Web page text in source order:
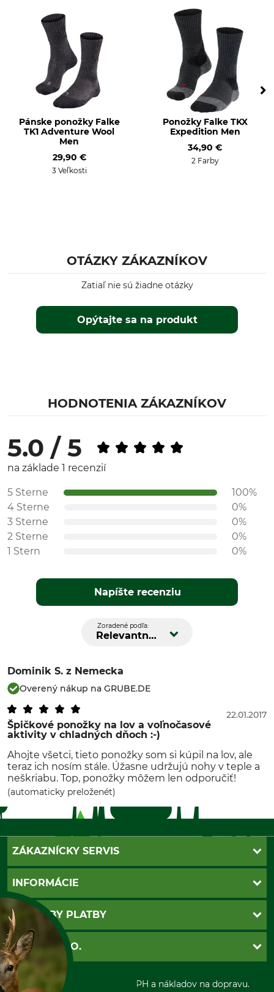
50% polyamid
30 °C farebná bielizeň
Nesušte v sušičke
Žehlenie
Profesionálna starostlivosť
o textílie
Nečistite nasucho
Veľkosť topánky (EÚ)
Pánske ponožky Falke
TK1 Adventure Wool
Men
29,90 €
3 Veľkosti
Ponožky Falke TKX
Expedition Men
34,90 €
2 Farby
OTÁZKY ZÁKAZNÍKOV
Opýtajte sa na produkt
Zatiaľ nie sú žiadne otázky
HODNOTENIA ZÁKAZNÍKOV
5.0 / 5
na základe 1 recenzií
5 Sterne
100%
4 Sterne
0%
3 Sterne
0%
2 Sterne
0%
1 Stern
0%
Napíšte recenziu
Zoradené podľa:
Relevantnosť
Dominik S. z Nemecka
Overený nákup na GRUBE.DE
Špičkové ponožky na lov a voľnočasové
aktivity v chladných dňoch :-)
22.01.2017
Ahojte všetci, tieto ponožky som si kúpil na lov, ale
teraz ich nosím stále. Úžasne udržujú nohy v teple a
neškriabu. Top, ponožky môžem len odporučiť!
(automaticky preloženét)
ZÁKAZNÍCKY SERVIS
Kontakt
Katalógy
Newsletter
Nastavenia súborov cookie
INFORMÁCIE
Povinné údaje
Obchodné podmienky
Ochrana osobnych udajov
Otváracie hodiny
Zrušenie objednávky
SPÔSOBY PLATBY
Dobierka
Platba vopred
Sepa-inkaso
Osobný odber
GRUBE S.R.O.
O nás
Predajňa*Všetky ceny sú vrátane DPH a nákladov na dopravu.